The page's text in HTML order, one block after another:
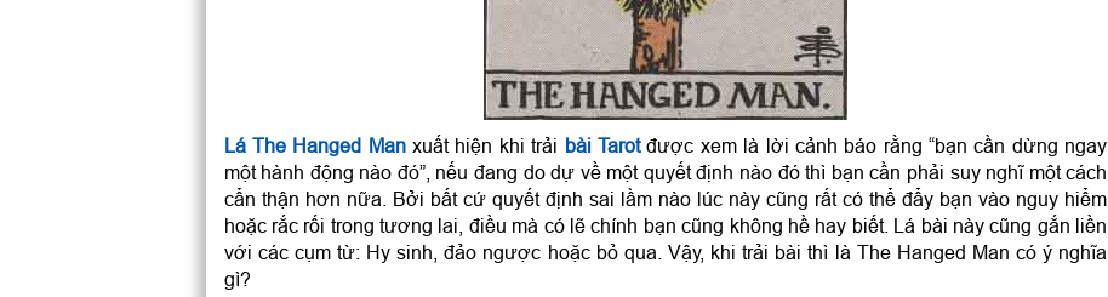
Lá The Hanged Manxuất hiện khi trải bài Tarotđược xem là lời cảnh báo rằng “bạn cần dừng ngay
một hành động nào đó”, nếu đang do dự về một quyết định nào đó thì bạn cần phải suy nghĩ một cách
cẩn thận hơn nữa. Bởi bất cứ quyết định sai lầm nào lúc này cũng rất có thể đẩy bạn vào nguy hiểm
hoặc rắc rối trong tương lai, điều mà có lẽ chính bạn cũng không hề hay biết. Lá bài này cũng gắn liền
với các cụm từ: Hy sinh, đảo ngược hoặc bỏ qua. Vậy, khi trải bài thì là The Hanged Man có ý nghĩa
gì?